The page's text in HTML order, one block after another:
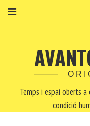
Temps i espai oberts a
condició